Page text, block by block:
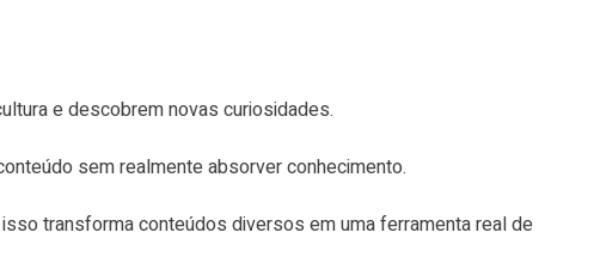
e descobrem novas curiosidades.
sem realmente absorver conhecimento.
transforma conteúdos diversos em uma ferramenta real de